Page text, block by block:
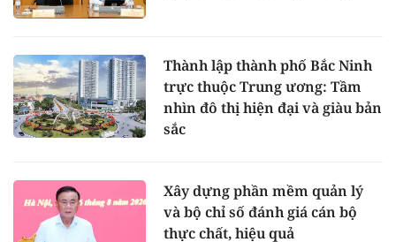
Thành lập thành phố Bắc Ninh
trực thuộc Trung ương: Tầm
nhìn đô thị hiện đại và giàu bản
sắc
Xây dựng phần mềm quản lý
và bộ chỉ số đánh giá cán bộ
thực chất, hiệu quả